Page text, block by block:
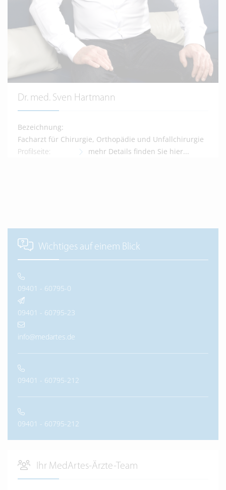
Dr. med. Sven Hartmann
Bezeichnung:
Facharzt für Chirurgie, Orthopädie und Unfallchirurgie
Profilseite:
mehr Details finden Sie hier...
Wichtiges auf einem Blick
09401 - 60795-0
09401 - 60795-23
info@medartes.de
09401 - 60795-212
09401 - 60795-212
Ihr MedArtes-Ärzte-Team